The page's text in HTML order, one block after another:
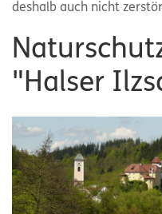
deshalb auch nicht
"Halser